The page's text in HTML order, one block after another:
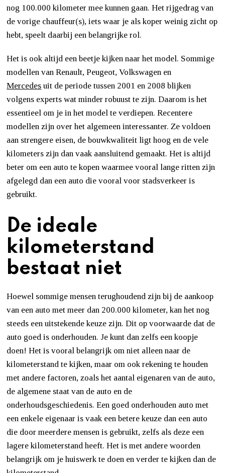
nog 100.000 kilometer mee kunnen gaan. Het rijgedrag van
de vorige chauffeur(s), iets waar je als koper weinig zicht op
hebt, speelt daarbij een belangrijke rol.
Het is ook altijd een beetje kijken naar het model. Sommige
modellen van Renault, Peugeot, Volkswagen en
Mercedes uit de periode tussen 2001 en 2008 blijken
volgens experts wat minder robuust te zijn. Daarom is het
essentieel om je in het model te verdiepen. Recentere
modellen zijn over het algemeen interessanter. Ze voldoen
aan strengere eisen, de bouwkwaliteit ligt hoog en de vele
kilometers zijn dan vaak aansluitend gemaakt. Het is altijd
beter om een auto te kopen waarmee vooral lange ritten zijn
afgelegd dan een auto die vooral voor stadsverkeer is
gebruikt.
De ideale
kilometerstand
bestaat niet
Hoewel sommige mensen terughoudend zijn bij de aankoop
van een auto met meer dan 200.000 kilometer, kan het nog
steeds een uitstekende keuze zijn. Dit op voorwaarde dat de
auto goed is onderhouden. Je kunt dan zelfs een koopje
doen! Het is vooral belangrijk om niet alleen naar de
kilometerstand te kijken, maar om ook rekening te houden
met andere factoren, zoals het aantal eigenaren van de auto,
de algemene staat van de auto en de
onderhoudsgeschiedenis. Een goed onderhouden auto met
een enkele eigenaar is vaak een betere keuze dan een auto
die door meerdere mensen is gebruikt, zelfs als deze een
lagere kilometerstand heeft. Het is met andere woorden
belangrijk om je huiswerk te doen en verder te kijken dan de